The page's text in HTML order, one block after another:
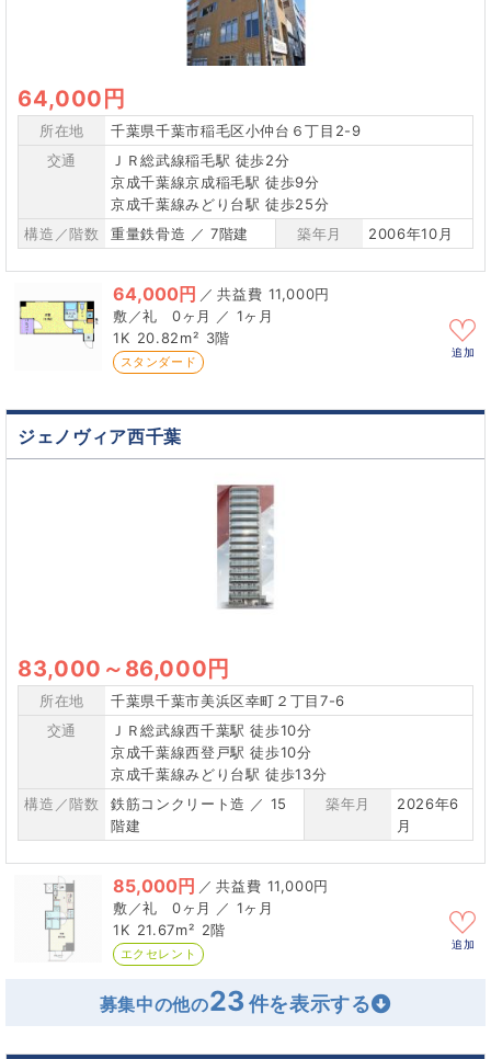
64,000円
所在地
千葉県千葉市稲毛区小仲台６丁目2-9
交通
ＪＲ総武線稲毛駅 徒歩2分
京成千葉線京成稲毛駅 徒歩9分
京成千葉線みどり台駅 徒歩25分
構造／階数
重量鉄骨造 ／ 7階建 築年月 2006年10月
64,000円 ／
11,000円
0ヶ月 ／ 1ヶ月
1K 20.82m² 3階
スタンダード
追加
ジェノヴィア西千葉
83,000 ～ 86,000円
所在地
千葉県千葉市美浜区幸町２丁目7-6
交通
ＪＲ総武線西千葉駅 徒歩10分
京成千葉線西登戸駅 徒歩10分
京成千葉線みどり台駅 徒歩13分
構造／階数
鉄筋コンクリート造 ／ 15
階建
築年月
2026年6
月
85,000円 ／
11,000円
0ヶ月 ／ 1ヶ月
1K 21.67m² 2階
エクセレント
追加
募集中の他の23